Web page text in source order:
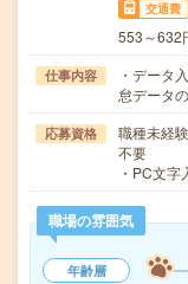
交通費
553～632
仕事内容
・データ
怠データ
応募資格
職種未経
不要
・PC文
職場の雰囲気
年齢層